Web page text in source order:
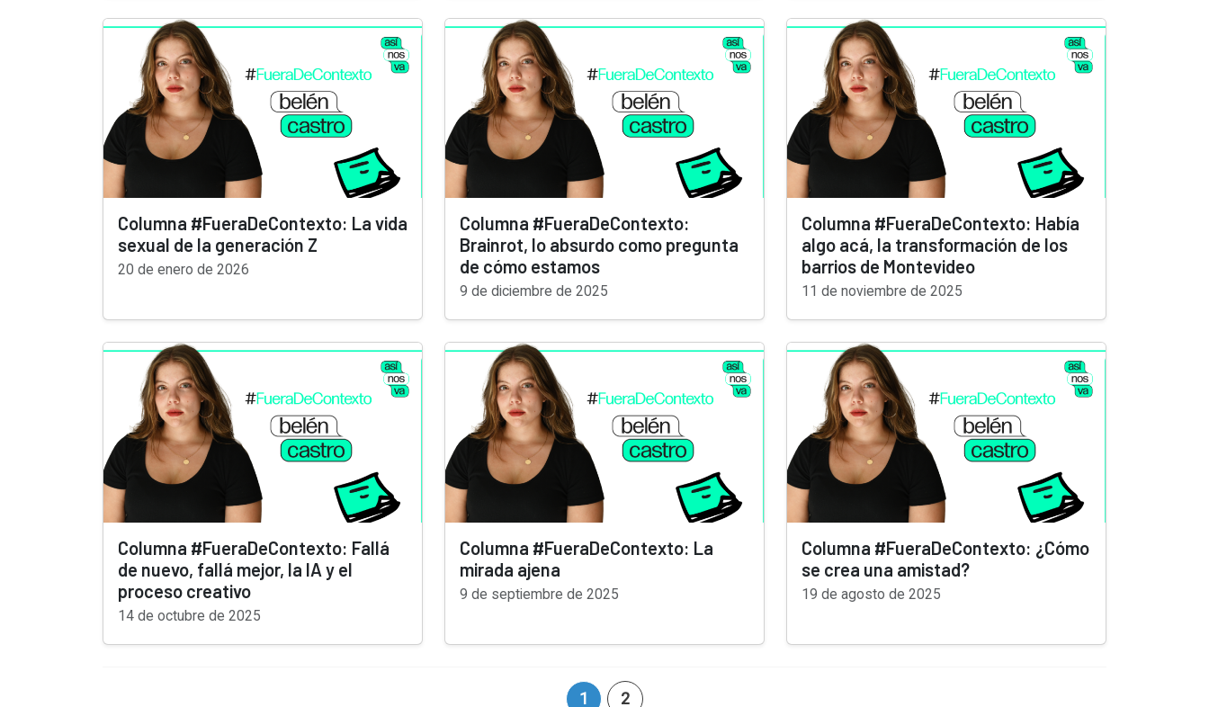
Columna #FueraDeContexto: La vida
sexual de la generación Z
20 de enero de 2026
Columna #FueraDeContexto:
Brainrot, lo absurdo como pregunta
de cómo estamos
9 de diciembre de 2025
Columna #FueraDeContexto: Había
algo acá, la transformación de los
barrios de Montevideo
11 de noviembre de 2025
Columna #FueraDeContexto: Fallá
de nuevo, fallá mejor, la IA y el
proceso creativo
14 de octubre de 2025
Columna #FueraDeContexto: La
mirada ajena
9 de septiembre de 2025
Columna #FueraDeContexto: ¿Cómo
se crea una amistad?
19 de agosto de 2025
1 2